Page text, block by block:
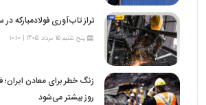
تراز تاب‌آوری فولادمبارکه در
پنج شنبه,15 مرداد 1405 | 10:10
زنگ خطر برای معادن ایران؛
روز بیشتر می‌شود